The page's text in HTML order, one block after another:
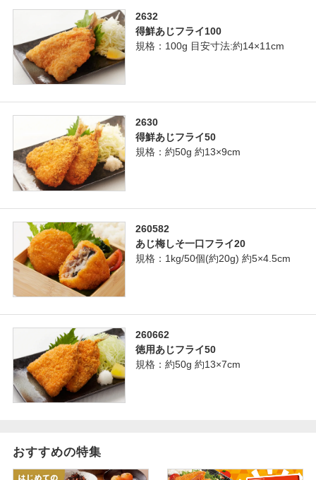
2632
得鮮あじフライ100
規格：100g 目安寸法:約14×11cm
2630
得鮮あじフライ50
規格：約50g 約13×9cm
260582
あじ梅しそ一口フライ20
規格：1kg/50個(約20g) 約5×4.5cm
260662
徳用あじフライ50
規格：約50g 約13×7cm
おすすめの特集